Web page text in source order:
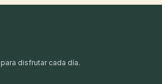
disfrutar cada día.